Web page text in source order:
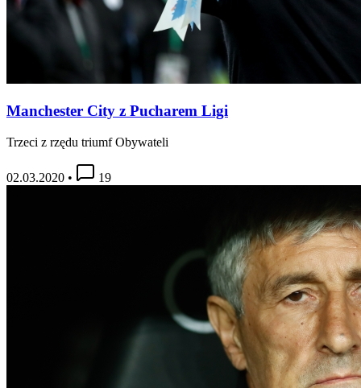
Manchester City z Pucharem Ligi
Trzeci z rzędu triumf Obywateli
02.03.2020 • 19